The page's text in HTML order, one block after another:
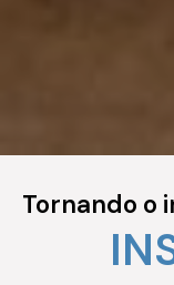
Tornando o